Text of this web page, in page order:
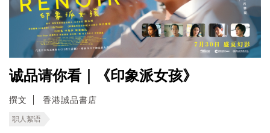
诚品请你看｜《印象派女孩》
撰文 香港誠品書店
职人絮语